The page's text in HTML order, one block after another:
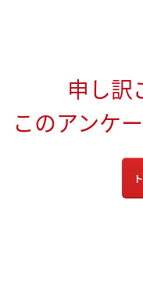
申し訳
このアンケ